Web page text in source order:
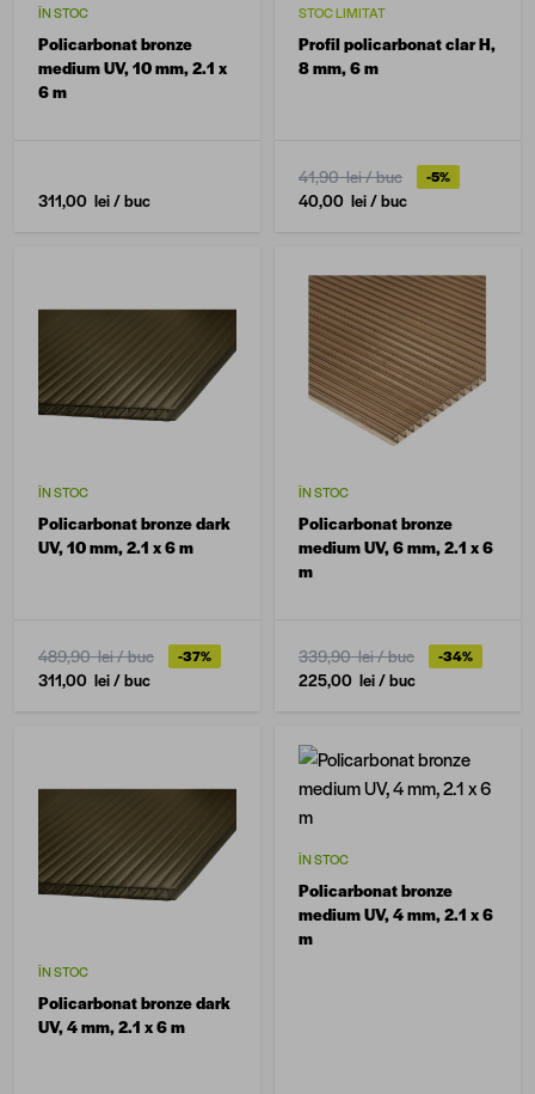
ÎN STOC
Policarbonat bronze
medium UV, 10 mm, 2.1 x
6 m
311,00 lei/ buc
STOC LIMITAT
Profil policarbonat clar H,
8 mm, 6 m
41,90 lei/ buc -5%
40,00 lei/ buc
ÎN STOC
Policarbonat bronze dark
UV, 10 mm, 2.1 x 6 m
489,90 lei/ buc -37%
311,00 lei/ buc
ÎN STOC
Policarbonat bronze
medium UV, 6 mm, 2.1 x 6
m
339,90 lei/ buc -34%
225,00 lei/ buc
ÎN STOC
Policarbonat bronze dark
UV, 4 mm, 2.1 x 6 m
ÎN STOC
Policarbonat bronze
medium UV, 4 mm, 2.1 x 6
m